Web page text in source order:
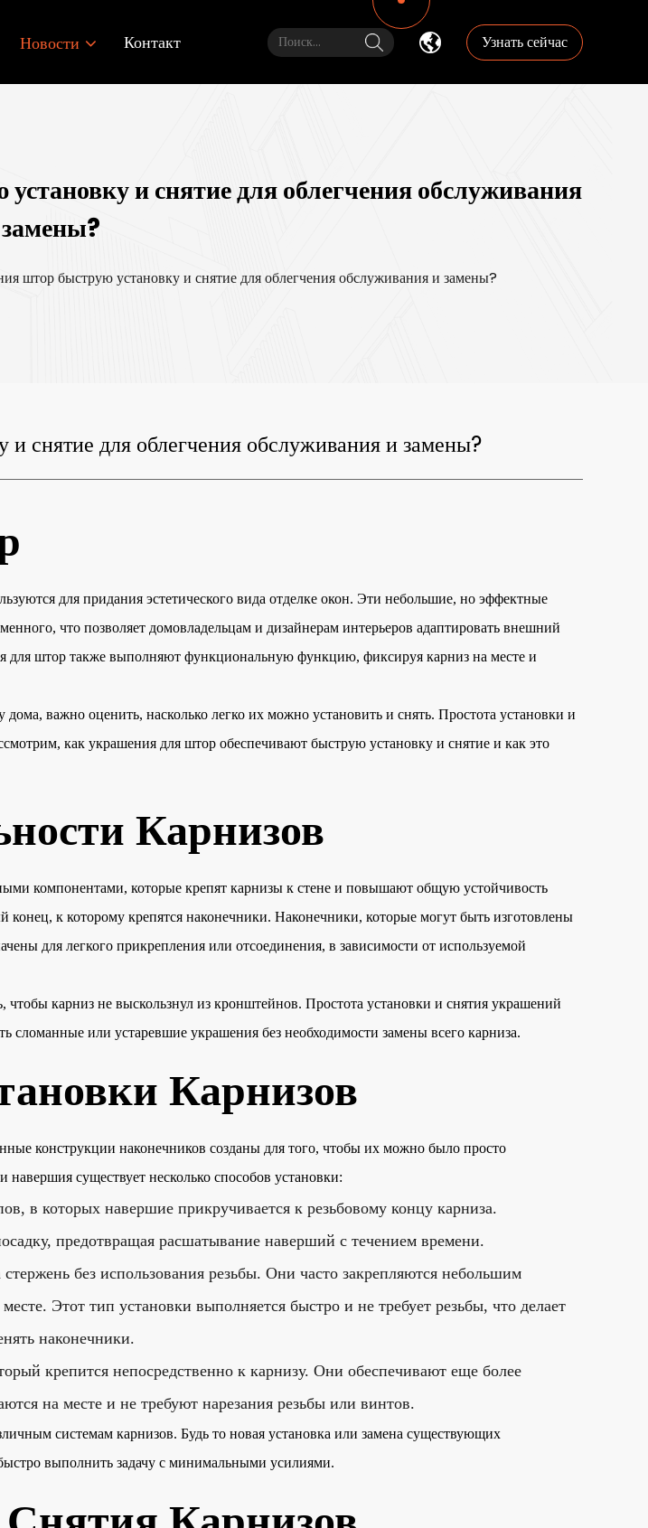
Новости Контакт Узнать сейчас
и снятие для облегчения обслуживания
штор быструю установку и снятие для облегчения обслуживания и замены?
снятие для облегчения обслуживания и замены?
для придания эстетического вида отделке окон. Эти небольшие, но эффектные
что позволяет домовладельцам и дизайнерам интерьеров адаптировать внешний
штор также выполняют функциональную функцию, фиксируя карниз на месте и
важно оценить, насколько легко их можно установить и снять. Простота установки и
как украшения для штор обеспечивают быструю установку и снятие и как это
Карнизов
компонентами, которые крепят карнизы к стене и повышают общую устойчивость
к которому крепятся наконечники. Наконечники, которые могут быть изготовлены
для легкого прикрепления или отсоединения, в зависимости от используемой
карниз не выскользнул из кронштейнов. Простота установки и снятия украшений
или устаревшие украшения без необходимости замены всего карниза.
Карнизов
конструкции наконечников созданы для того, чтобы их можно было просто
существует несколько способов установки:
в которых навершие прикручивается к резьбовому концу карниза.
предотвращая расшатывание наверший с течением времени.
без использования резьбы. Они часто закрепляются небольшим
Этот тип установки выполняется быстро и не требует резьбы, что делает
наконечники.
крепится непосредственно к карнизу. Они обеспечивают еще более
на месте и не требуют нарезания резьбы или винтов.
системам карнизов. Будь то новая установка или замена существующих
выполнить задачу с минимальными усилиями.